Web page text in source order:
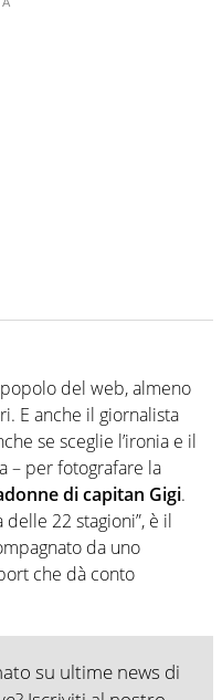
del web, almeno
E anche il giornalista
se sceglie l’ironia e il
– per fotografare la
di capitan Gigi.
22 stagioni”, è il
da uno
che dà conto
su ultime news di